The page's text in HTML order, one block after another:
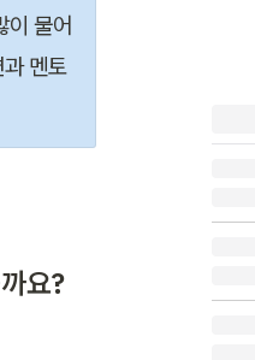
이 물어
멘토
요?